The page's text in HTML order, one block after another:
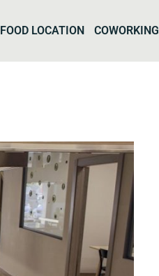
FOOD LOCATION COWORKING